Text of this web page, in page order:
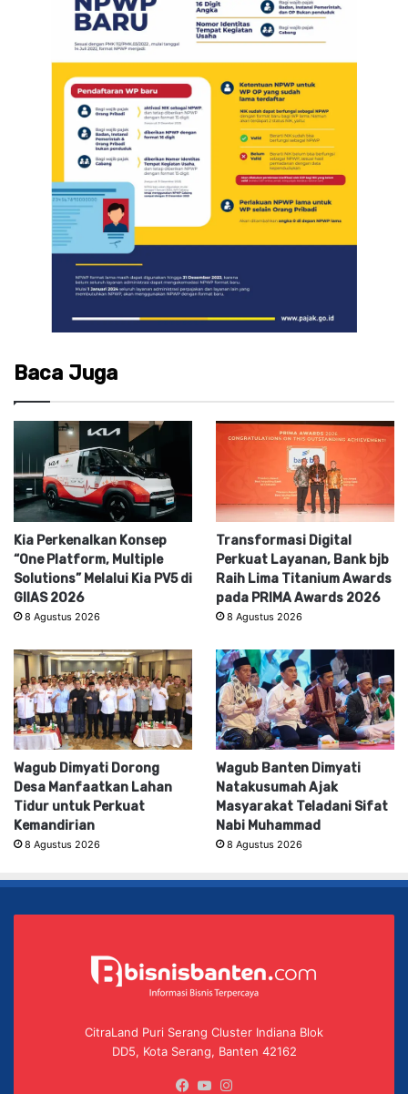
Baca Juga
Kia Perkenalkan Konsep
“One Platform, Multiple
Solutions” Melalui Kia PV5 di
GIIAS 2026
8 Agustus 2026
Transformasi Digital
Perkuat Layanan, Bank bjb
Raih Lima Titanium Awards
pada PRIMA Awards 2026
8 Agustus 2026
Wagub Dimyati Dorong
Desa Manfaatkan Lahan
Tidur untuk Perkuat
Kemandirian
8 Agustus 2026
Wagub Banten Dimyati
Natakusumah Ajak
Masyarakat Teladani Sifat
Nabi Muhammad
8 Agustus 2026
CitraLand Puri Serang Cluster Indiana Blok
DD5, Kota Serang, Banten 42162
Facebook
YouTube